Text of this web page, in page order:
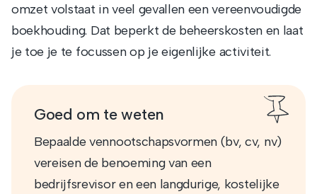
omzet volstaat in veel gevallen een vereenvoudigde
boekhouding. Dat beperkt de beheerskosten en laat
je toe je te focussen op je eigenlijke activiteit.
Goed om te weten
Bepaalde vennootschapsvormen (bv, cv, nv)
vereisen de benoeming van een
bedrijfsrevisor en een langdurige, kostelijke